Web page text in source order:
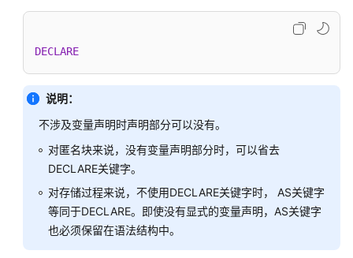
绍
计
费
说
速
DECLARE
说明：
不涉及变量声明时声明部分可以没有。
对匿名块来说，没有变量声明部分时，可以省去
DECLARE关键字。
对存储过程来说，不使用DECLARE关键字时， AS关键字
等同于DECLARE。即使没有显式的变量声明，AS关键字
也必须保留在语法结构中。